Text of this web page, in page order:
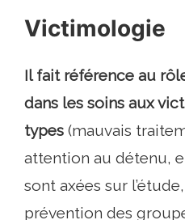
Victimologie
Il fait référence au
dans les soins aux
types (mauvais
attention au détenu,
sont axées sur
prévention des